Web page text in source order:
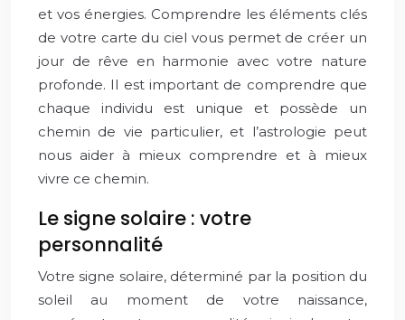
et vos énergies. Comprendre les éléments clés
de votre carte du ciel vous permet de créer un
jour de rêve en harmonie avec votre nature
profonde. Il est important de comprendre que
chaque individu est unique et possède un
chemin de vie particulier, et l’astrologie peut
nous aider à mieux comprendre et à mieux
vivre ce chemin.
Le signe solaire : votre
personnalité
Votre signe solaire, déterminé par la position du
soleil au moment de votre naissance,